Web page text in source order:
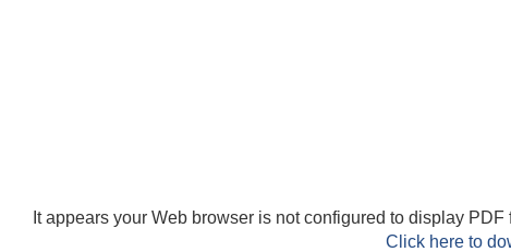
It appears your Web browser is not configured to display PDF
Click here to